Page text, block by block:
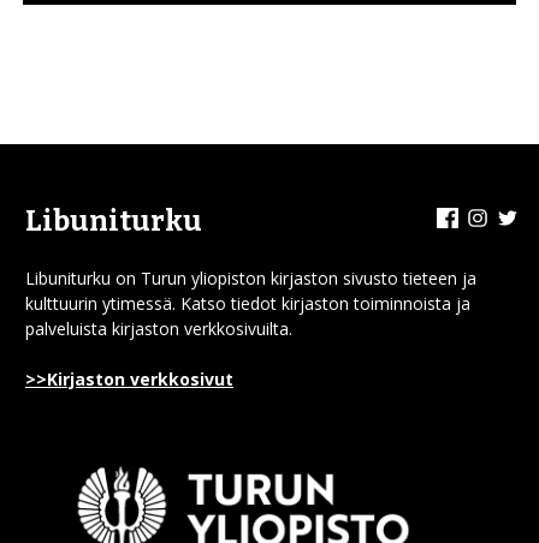
Libuniturku Facebook
Libuniturku on Turun yliopiston kirjaston sivusto tieteen ja
kulttuurin ytimessä. Katso tiedot kirjaston toiminnoista ja
palveluista kirjaston verkkosivuilta.
>>Kirjaston verkkosivut